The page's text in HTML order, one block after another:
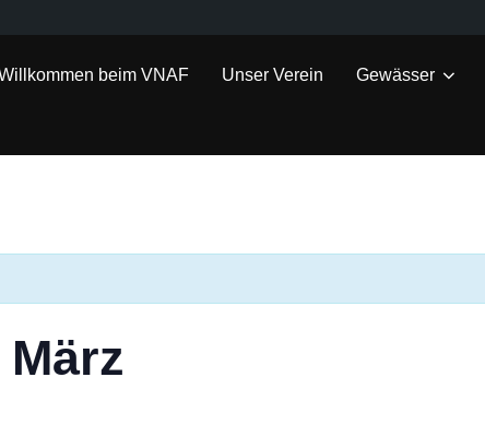
beim VNAF Unser Verein Gewässer